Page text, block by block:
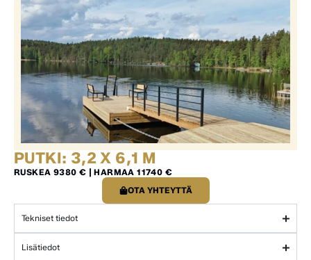
PUTKI: 3,2 X 6,1 M
RUSKEA 9380 € | HARMAA 11740 €
OTA YHTEYTTÄ
Tekniset tiedot
Lisätiedot